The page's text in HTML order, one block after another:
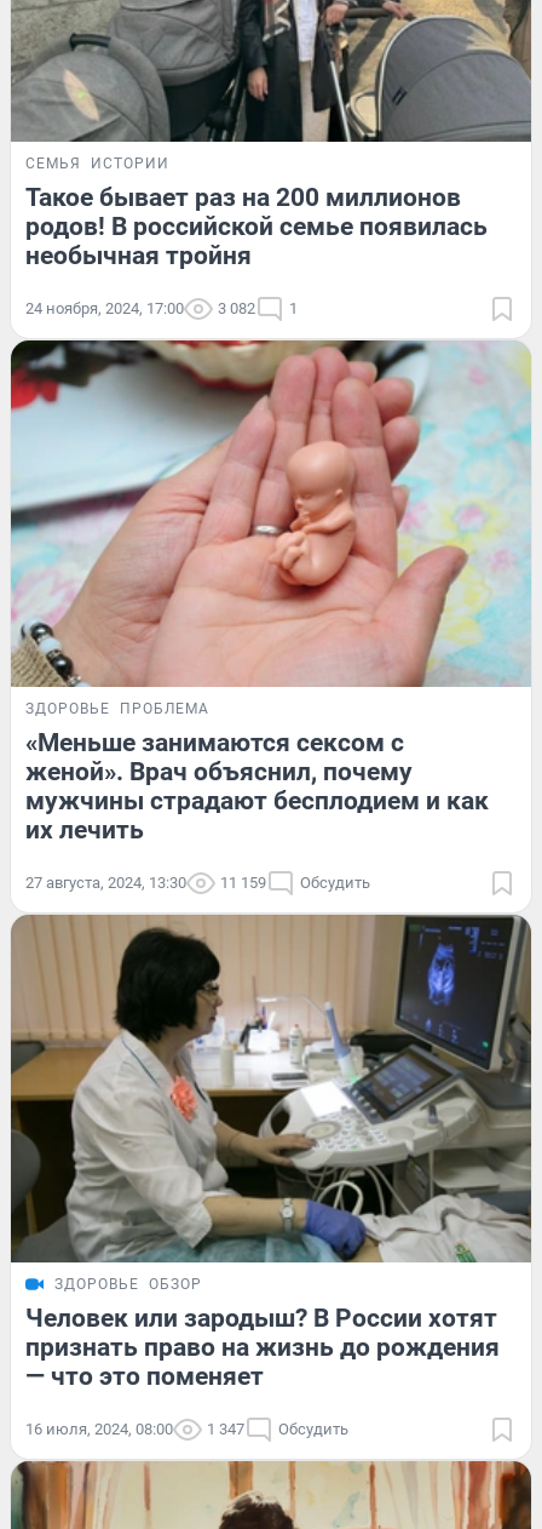
СЕМЬЯ ИСТОРИИ
Такое бывает раз на 200 миллионов
родов! В российской семье появилась
необычная тройня
24 ноября, 2024, 17:00 3 082 1
ЗДОРОВЬЕ ПРОБЛЕМА
«Меньше занимаются сексом с
женой». Врач объяснил, почему
мужчины страдают бесплодием и как
их лечить
27 августа, 2024, 13:30 11 159 Обсудить
ЗДОРОВЬЕ ОБЗОР
Человек или зародыш? В России хотят
признать право на жизнь до рождения
— что это поменяет
16 июля, 2024, 08:00 1 347 Обсудить